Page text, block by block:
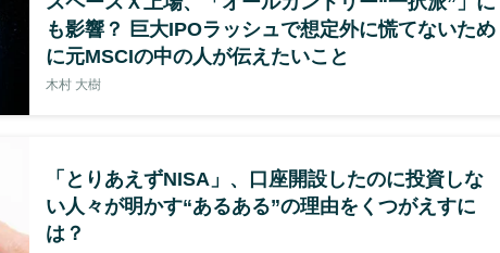
も影響？ 巨大IPOラッシュで想定外に慌てないため
に元MSCIの中の人が伝えたいこと
木村 大樹
「とりあえずNISA」、口座開設したのに投資しな
い人々が明かす“あるある”の理由をくつがえすに
は？